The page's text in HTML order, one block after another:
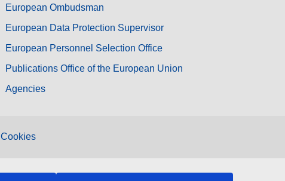
European Ombudsman
European Data Protection Supervisor
European Personnel Selection Office
Publications Office of the European Union
Agencies
Cookies